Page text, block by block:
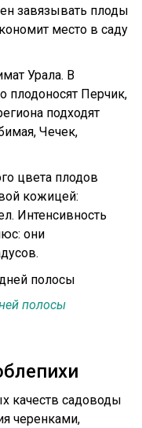
завязывать плоды
место в саду
Урала. В
плодоносят Перчик,
подходят
Чечек,
цвета плодов
кожицей:
Интенсивность
они
полосы
качеств садоводы
черенками,